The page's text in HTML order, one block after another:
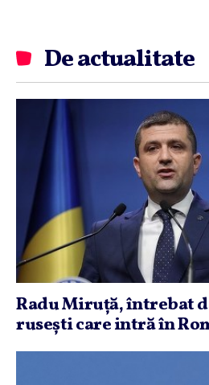
De actualitate
Radu Miruţă, întrebat
ruseşti care intră în